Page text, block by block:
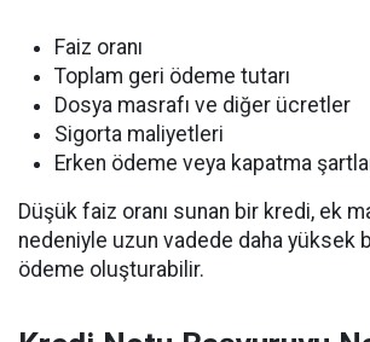
Faiz oranı
Toplam geri ödeme tutarı
Dosya masrafı ve diğer ücretler
Sigorta maliyetleri
Erken ödeme veya kapatma
Düşük faiz oranı sunan bir kredi, ek
nedeniyle uzun vadede daha yüksek
ödeme oluşturabilir.